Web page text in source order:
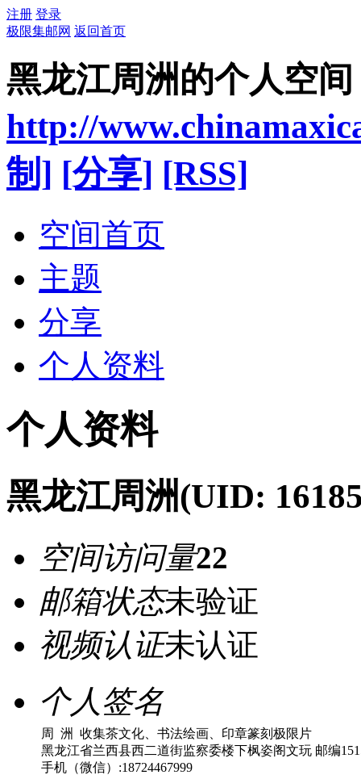
注册 登录
极限集邮网 返回首页
黑龙江周洲的个人空间
http://
制] [分享] [RSS]
空间首页
主题
分享
个人资料
个人资料
黑龙江周洲(UID:
空间访问量22
邮箱状态未验证
视频认证未认证
个人签名
周 洲 收集茶文化、书法绘画、印章篆刻极限片
黑龙江省兰西县西二道街监察委楼下枫姿阁文玩 邮编
手机（微信）:18724467999